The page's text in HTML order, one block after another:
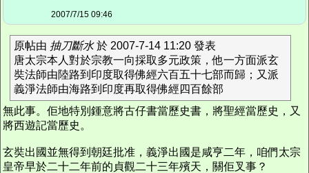
2007/7/15 09:46
原帖由 抽刀斷水於 2007-7-14 11:20 發表
唐太宗本人對於宗教一向採取多元政策，他一方面派玄
奘法師由陸路到印度取得佛經六百五十七部而歸；又派
義淨法師由海路到印度再取得佛經四百餘部
無此事。佢地特別鍾意將古仔書當歷史書，將聖經當歷史，又
將西遊記當歷史。
玄奘出國並無得到朝廷批准，義淨出國是咸亨二年，咱們太宗
皇帝早於二十二年前的貞觀二十三年殯天，關佢叉事？